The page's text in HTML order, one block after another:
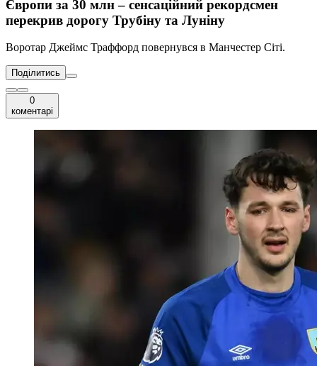
Європи за 30 млн – сенсаційний рекордсмен
перекрив дорогу Трубіну та Луніну
Воротар Джеймс Траффорд повернувся в Манчестер Сіті.
Поділитись
0
коментарі